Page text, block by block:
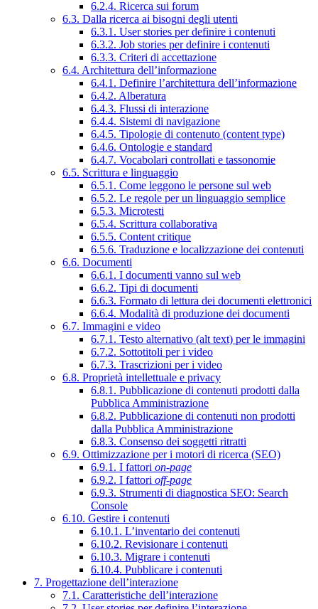
6.2.4. Ricerca sui forum
6.3. Dalla ricerca ai bisogni degli utenti
6.3.1. User stories per definire i contenuti
6.3.2. Job stories per definire i contenuti
6.3.3. Criteri di accettazione
6.4. Architettura dell’informazione
6.4.1. Definire l’architettura dell’informazione
6.4.2. Alberatura
6.4.3. Flussi di interazione
6.4.4. Sistemi di navigazione
6.4.5. Tipologie di contenuto (content type)
6.4.6. Ontologie e standard
6.4.7. Vocabolari controllati e tassonomie
6.5. Scrittura e linguaggio
6.5.1. Come leggono le persone sul web
6.5.2. Le regole per un linguaggio semplice
6.5.3. Microtesti
6.5.4. Scrittura collaborativa
6.5.5. Content critique
6.5.6. Traduzione e localizzazione dei contenuti
6.6. Documenti
6.6.1. I documenti vanno sul web
6.6.2. Tipi di documenti
6.6.3. Formato di lettura dei documenti elettronici
6.6.4. Modalità di produzione dei documenti
6.7. Immagini e video
6.7.1. Testo alternativo (alt text) per le immagini
6.7.2. Sottotitoli per i video
6.7.3. Trascrizioni per i video
6.8. Proprietà intellettuale e privacy
6.8.1. Pubblicazione di contenuti prodotti dalla
Pubblica Amministrazione
6.8.2. Pubblicazione di contenuti non prodotti
dalla Pubblica Amministrazione
6.8.3. Consenso dei soggetti ritratti
6.9. Ottimizzazione per i motori di ricerca (SEO)
6.9.1. I fattori on-page
6.9.2. I fattori off-page
6.9.3. Strumenti di diagnostica SEO: Search
Console
6.10. Gestire i contenuti
6.10.1. L’inventario dei contenuti
6.10.2. Revisionare i contenuti
6.10.3. Migrare i contenuti
6.10.4. Pubblicare i contenuti
7. Progettazione dell’interazione
7.1. Caratteristiche dell’interazione